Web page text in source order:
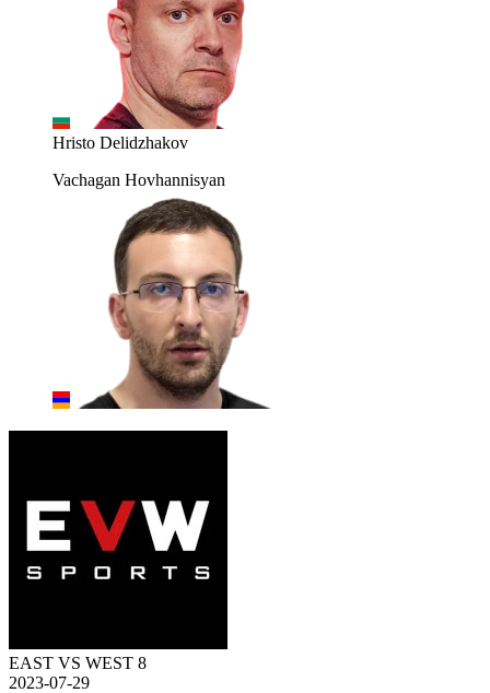
Hristo Delidzhakov
Vachagan Hovhannisyan
EAST VS WEST 8
2023-07-29